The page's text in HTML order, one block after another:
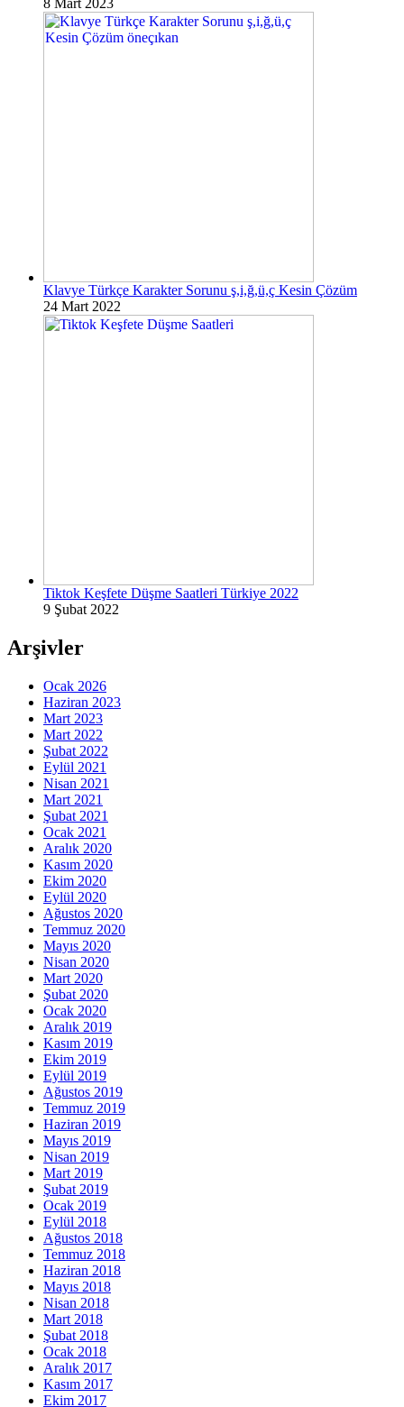
Klavye Türkçe Karakter Sorunu ş,i,ğ,ü,ç Kesin Çözüm
24 Mart 2022
Tiktok Keşfete Düşme Saatleri Türkiye 2022
9 Şubat 2022
Arşivler
Ocak 2026
Haziran 2023
Mart 2023
Mart 2022
Şubat 2022
Eylül 2021
Nisan 2021
Mart 2021
Şubat 2021
Ocak 2021
Aralık 2020
Kasım 2020
Ekim 2020
Eylül 2020
Ağustos 2020
Temmuz 2020
Mayıs 2020
Nisan 2020
Mart 2020
Şubat 2020
Ocak 2020
Aralık 2019
Kasım 2019
Ekim 2019
Eylül 2019
Ağustos 2019
Temmuz 2019
Haziran 2019
Mayıs 2019
Nisan 2019
Mart 2019
Şubat 2019
Ocak 2019
Eylül 2018
Ağustos 2018
Temmuz 2018
Haziran 2018
Mayıs 2018
Nisan 2018
Mart 2018
Şubat 2018
Ocak 2018
Aralık 2017
Kasım 2017
Ekim 2017